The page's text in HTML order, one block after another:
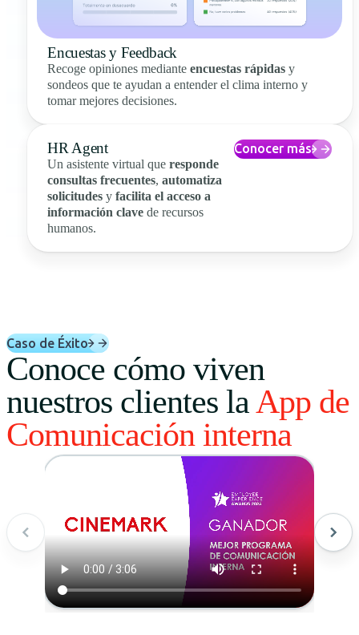
Encuestas y Feedback
Recoge opiniones medianteencuestas rápidas y
sondeos que te ayudan a entender el clima interno y
tomar mejores decisiones.
HR Agent
Un asistente virtual queresponde
consultas frecuentes,automatiza
solicitudes yfacilita el acceso a
información clave de recursos
humanos.
Conocer más
Caso de Éxito
Conoce cómo viven
nuestros clientes laApp de
Comunicación interna